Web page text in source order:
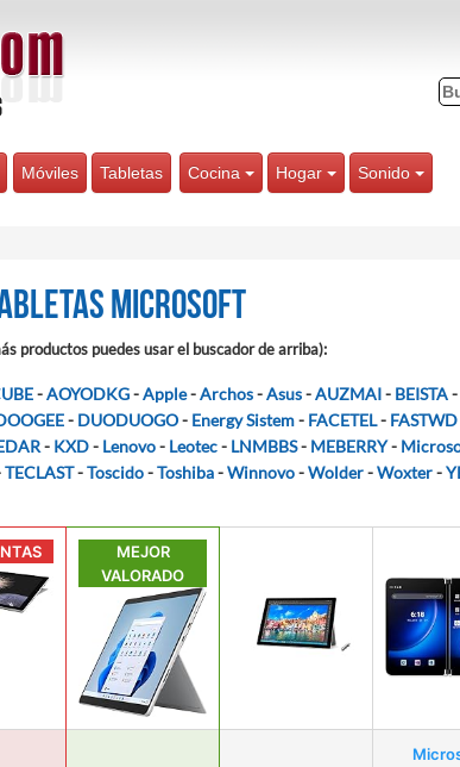
Móviles Tabletas Cocina Hogar Sonido
Microsoft
productos puedes usar el buscador de arriba):
-AOYODKG-Apple-Archos-Asus-AUZMAI- BEISTA-
- DUODUOGO- Energy Sistem- FACETEL- FASTWD
- KXD- Lenovo- Leotec- LNMBBS- MEBERRY-
TECLAST-Toscido-Toshiba-Winnovo-Wolder-Woxter-
MEJOR
VALORADO